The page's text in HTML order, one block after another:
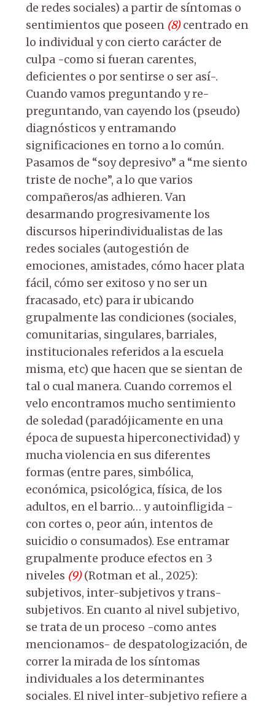
de redes sociales) a partir de síntomas o
sentimientos que poseen (8) centrado en
lo individual y con cierto carácter de
culpa -como si fueran carentes,
deficientes o por sentirse o ser así-.
Cuando vamos preguntando y re-
preguntando, van cayendo los (pseudo)
diagnósticos y entramando
significaciones en torno a lo común.
Pasamos de “soy depresivo” a “me siento
triste de noche”, a lo que varios
compañeros/as adhieren. Van
desarmando progresivamente los
discursos hiperindividualistas de las
redes sociales (autogestión de
emociones, amistades, cómo hacer plata
fácil, cómo ser exitoso y no ser un
fracasado, etc) para ir ubicando
grupalmente las condiciones (sociales,
comunitarias, singulares, barriales,
institucionales referidos a la escuela
misma, etc) que hacen que se sientan de
tal o cual manera. Cuando corremos el
velo encontramos mucho sentimiento
de soledad (paradójicamente en una
época de supuesta hiperconectividad) y
mucha violencia en sus diferentes
formas (entre pares, simbólica,
económica, psicológica, física, de los
adultos, en el barrio… y autoinfligida -
con cortes o, peor aún, intentos de
suicidio o consumados). Ese entramar
grupalmente produce efectos en 3
niveles (9) (Rotman et al., 2025):
subjetivos, inter-subjetivos y trans-
subjetivos. En cuanto al nivel subjetivo,
se trata de un proceso -como antes
mencionamos- de despatologización, de
correr la mirada de los síntomas
individuales a los determinantes
sociales. El nivel inter-subjetivo refiere a